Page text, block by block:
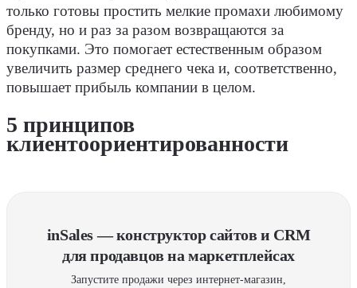
только готовы простить мелкие промахи любимому
бренду, но и раз за разом возвращаются за
покупками. Это помогает естественным образом
увеличить размер среднего чека и, соответственно,
повышает прибыль компании в целом.
5 принципов
клиентоориентированности
inSales — конструктор сайтов и CRM
для продавцов на маркетплейсах
Запустите продажи через интернет-магазин,